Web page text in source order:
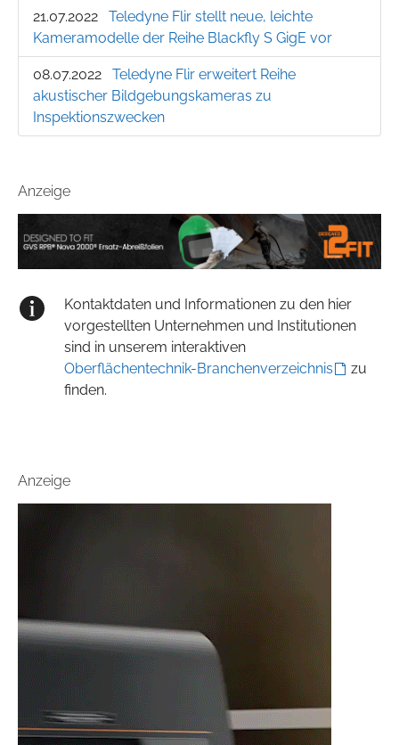
21.07.2022
Teledyne Flir stellt neue, leichte
Kameramodelle der Reihe Blackfly S GigE vor
08.07.2022
Teledyne Flir erweitert Reihe
akustischer Bildgebungskameras zu
Inspektionszwecken
Anzeige
Kontaktdaten und Informationen zu den hier
vorgestellten Unternehmen und Institutionen
sind in unserem interaktiven
Oberflächentechnik-Branchenverzeichnis
zu
finden.
Anzeige